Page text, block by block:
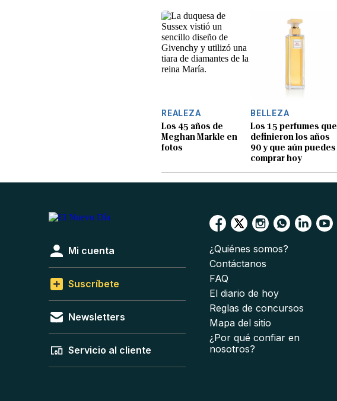
REALEZA
Los 45 años de
Meghan Markle en
fotos
BELLEZA
Los 15 perfumes que
definieron los años
90 y que aún puedes
comprar hoy
Mi cuenta
Suscríbete
Newsletters
Servicio al cliente
¿Quiénes somos?
Contáctanos
FAQ
El diario de hoy
Reglas de concursos
Mapa del sitio
¿Por qué confiar en
nosotros?